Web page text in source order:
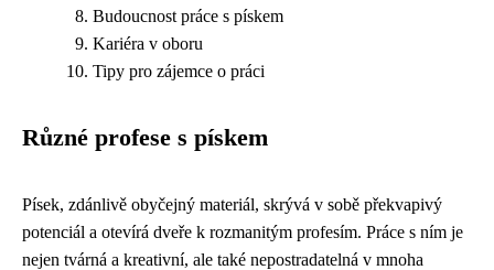
Budoucnost práce s pískem
Kariéra v oboru
Tipy pro zájemce o práci
Různé profese s pískem
Písek, zdánlivě obyčejný materiál, skrývá v sobě překvapivý
potenciál a otevírá dveře k rozmanitým profesím. Práce s ním je
nejen tvárná a kreativní, ale také nepostradatelná v mnoha